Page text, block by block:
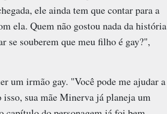
ele ainda tem que contar para a
ela. Quem não gostou nada da história
se souberem que meu filho é gay?",
um irmão gay. "Você pode me ajudar a
sua mãe Minerva já planeja um